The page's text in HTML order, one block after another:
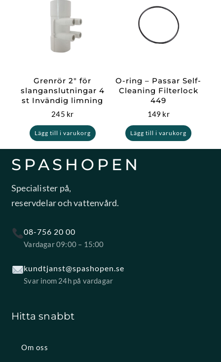
Grenrör 2″ för
slanganslutningar 4
st Invändig limning
245 kr
Lägg till i varukorg
O-ring – Passar Self-
Cleaning Filterlock
449
149 kr
Lägg till i varukorg
SPASHOPEN
Specialister på,
reservdelar och vattenvård.
08-756 20 00
Vardagar 09:00 – 15:00
kundtjanst@spashopen.se
Svar inom 24h på vardagar
Hitta snabbt
Om oss